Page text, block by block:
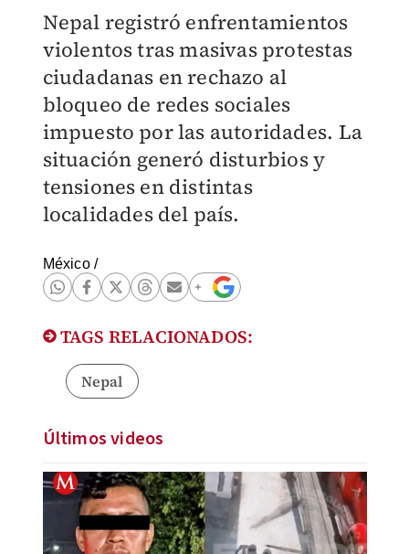
Nepal registró enfrentamientos
violentos tras masivas protestas
ciudadanas en rechazo al
bloqueo de redes sociales
impuesto por las autoridades. La
situación generó disturbios y
tensiones en distintas
localidades del país.
México/
TAGS RELACIONADOS:
Nepal
Últimos videos